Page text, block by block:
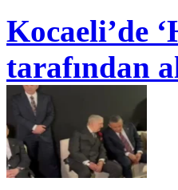
Kocaeli’de
tarafından